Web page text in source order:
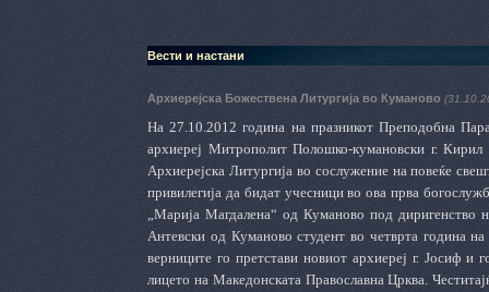
Вести и настани
Архиерејска Божествена Литургија во Куманово
На 27.10.2012 година на празникот Преподобна
архиереј Митрополит Полошко-кумановски г.
Архиерејска Литургија во сослужение на повеќе
привилегија да бидат учесници во ова прва
„Марија Магдалена“ од Куманово под диригенство
Антевски од Куманово студент во четврта година
верниците го претстави новиот архиереј г. Јосиф
лицето на Македонската Православна Црква.